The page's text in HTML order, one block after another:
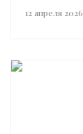
12 апреля 2026